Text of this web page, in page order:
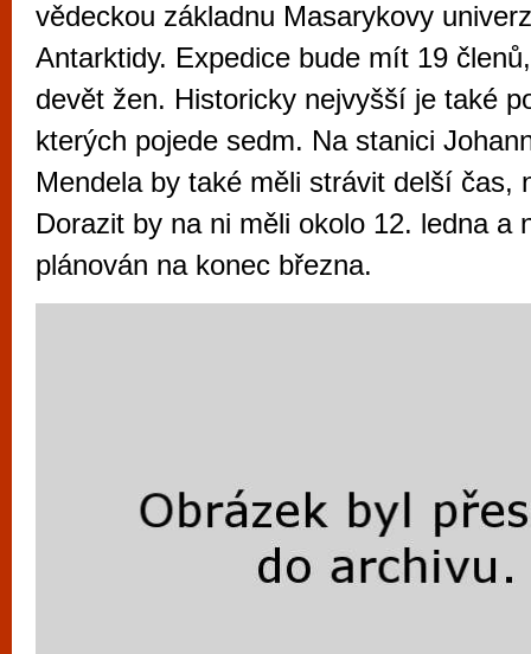
vědeckou základnu Masarykovy
Antarktidy. Expedice bude mít 19
devět žen. Historicky nejvyšší je také
kterých pojede sedm. Na stanici
Mendela by také měli strávit delší čas,
Dorazit by na ni měli okolo 12. ledna a
plánován na konec března.
Brno je
zajímavé
restaurace,
Mimo jiné je ale také místem, kde si
vyzkoušet různé kasinové hry. V
metropoli naleznete širokou nabídku her
po moderní automaty jak pro pravidelné
příležitostné hráče. V...